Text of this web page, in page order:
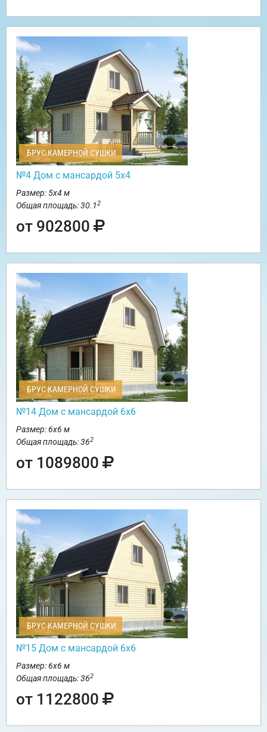
БРУС КАМЕРНОЙ СУШКИ
№4 Дом с мансардой 5х4
Размер: 5х4 м
Общая площадь: 30.12
от 902800
БРУС КАМЕРНОЙ СУШКИ
№14 Дом с мансардой 6х6
Размер: 6х6 м
Общая площадь: 362
от 1089800
БРУС КАМЕРНОЙ СУШКИ
№15 Дом с мансардой 6х6
Размер: 6х6 м
Общая площадь: 362
от 1122800